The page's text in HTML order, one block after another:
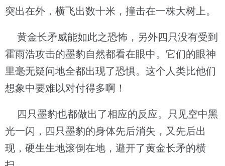
突出在外，横飞出数十米，撞击在一株大树上。
黄金长矛威能如此之恐怖，另外四只没有受到
霍雨浩攻击的墨豹自然都看在眼中。它们的眼神
里毫无疑问地全都出现了恐惧。这个人类比他们
想象中要难以对付得多啊！
四只墨豹也都做出了相应的反应。只见空中黑
光一闪，四只墨豹的身体先后消失，又先后出
现，硬生生地滚倒在地，避开了黄金长矛的横